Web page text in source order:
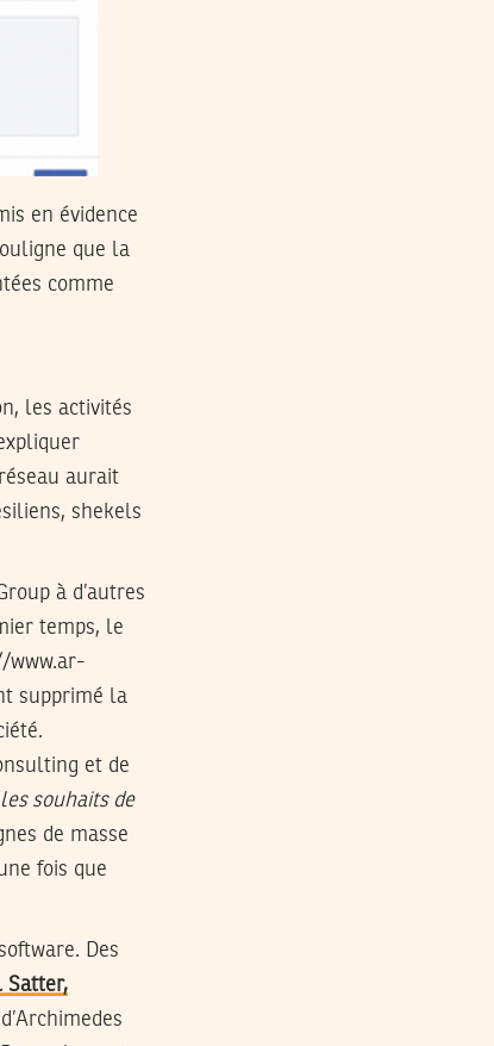
en évidence
que la
comme
les activités
aurait
shekels
à d’autres
temps, le
www.ar-
supprimé la
et de
souhaits de
de masse
fois que
Des
Satter,